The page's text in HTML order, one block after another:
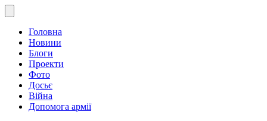
Головна
Новини
Блоги
Проекти
Фото
Досьє
Війна
Допомога армії